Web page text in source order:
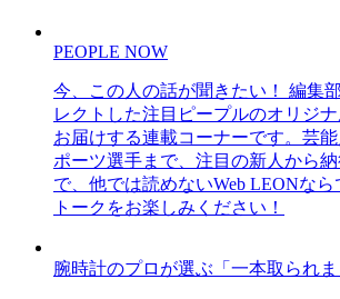
PEOPLE NOW
今、この人の話が聞きたい！ 編集
レクトした注目ピープルのオリジ
お届けする連載コーナーです。芸
ポーツ選手まで、注目の新人から
で、他では読めないWeb LEONな
トークをお楽しみください！
腕時計のプロが選ぶ「一本取られま